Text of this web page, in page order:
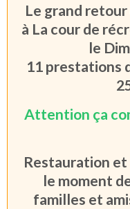
Le grand
à La cour de
le
11 prestations
Attention ça
Restauration
le moment
familles et